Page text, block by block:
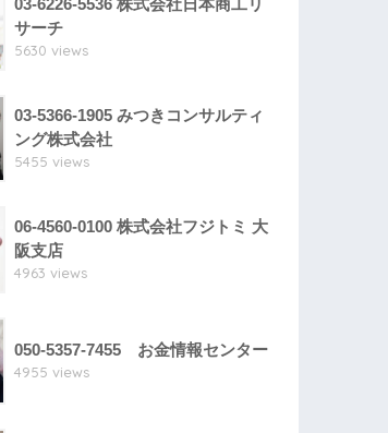
03-6226-5536 株式会社日本商工リ
サーチ
5630 views
03-5366-1905 みつきコンサルティ
ング株式会社
5455 views
06-4560-0100 株式会社フジトミ 大
阪支店
4963 views
050-5357-7455 お金情報センター
4955 views